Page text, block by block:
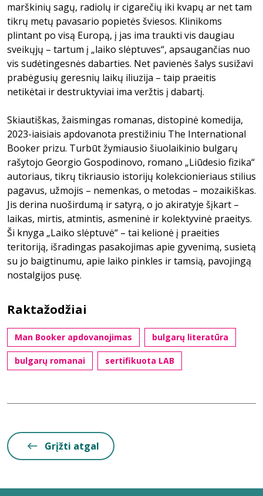
marškinių sagų, radiolų ir cigarečių iki kvapų ar net tam
tikrų metų pavasario popietės šviesos. Klinikoms
plintant po visą Europą, į jas ima traukti vis daugiau
sveikųjų – tartum į „laiko slėptuves“, apsaugančias nuo
vis sudėtingesnės dabarties. Net pavienės šalys susižavi
prabėgusių geresnių laikų iliuzija – taip praeitis
netikėtai ir destruktyviai ima veržtis į dabartį.
Skiautiškas, žaismingas romanas, distopinė komedija,
2023-iaisiais apdovanota prestižiniu The International
Booker prizu. Turbūt žymiausio šiuolaikinio bulgarų
rašytojo Georgio Gospodinovo, romano „Liūdesio fizika“
autoriaus, tikrų tikriausio istorijų kolekcionieriaus stilius
pagavus, užmojis – nemenkas, o metodas – mozaikiškas.
Jis derina nuoširdumą ir satyrą, o jo akiratyje šįkart –
laikas, mirtis, atmintis, asmeninė ir kolektyvinė praeitys.
Ši knyga „Laiko slėptuvė“ – tai kelionė į praeities
teritoriją, išradingas pasakojimas apie gyvenimą, susietą
su jo baigtinumu, apie laiko pinkles ir tamsią, pavojingą
nostalgijos pusę.
Raktažodžiai
Man Booker apdovanojimas bulgarų literatūra
bulgarų romanai sertifikuota LAB
Grįžti atgal